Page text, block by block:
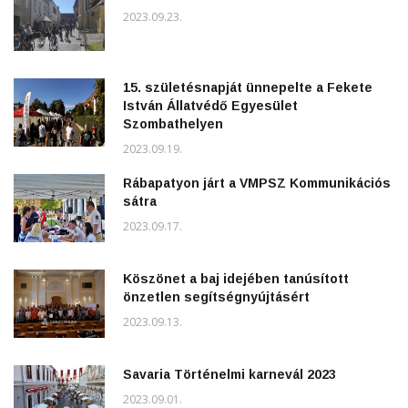
2023.09.23.
15. születésnapját ünnepelte a Fekete
István Állatvédő Egyesület
Szombathelyen
2023.09.19.
Rábapatyon járt a VMPSZ Kommunikációs
sátra
2023.09.17.
Köszönet a baj idejében tanúsított
önzetlen segítségnyújtásért
2023.09.13.
Savaria Történelmi karnevál 2023
2023.09.01.